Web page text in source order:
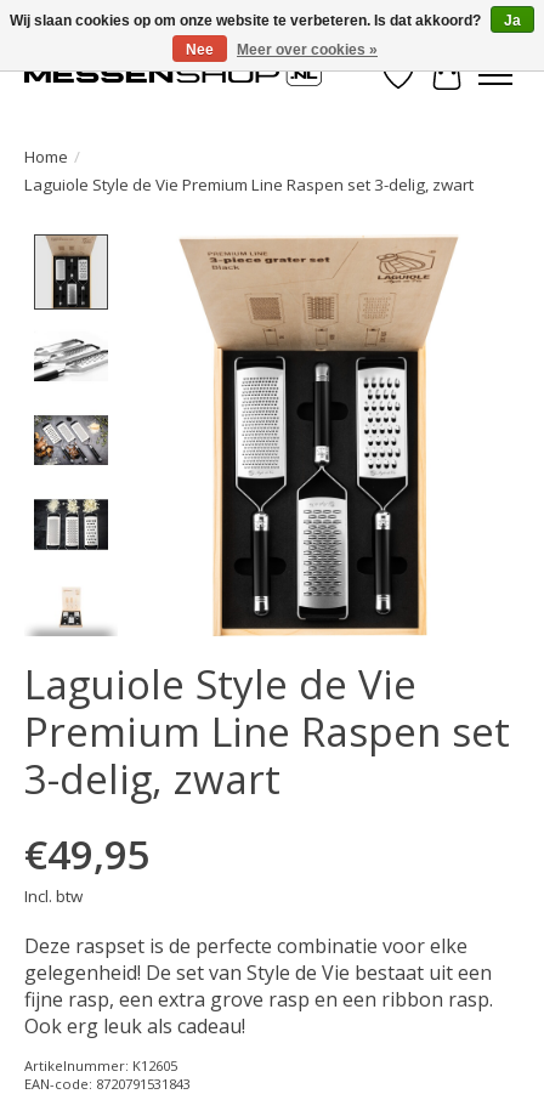
Verlanglijst
Home /
Laguiole Style de Vie Premium Line Raspen set 3-delig, zwart
Product image slideshow Items
Laguiole Style de Vie
Premium Line Raspen set
3-delig, zwart
€49,95
Incl. btw
Deze raspset is de perfecte combinatie voor elke
gelegenheid! De set van Style de Vie bestaat uit een
fijne rasp, een extra grove rasp en een ribbon rasp.
Ook erg leuk als cadeau!
Artikelnummer: K12605
EAN-code: 8720791531843
Wij slaan cookies op om onze website te verbeteren. Is dat akkoord?
Ja
Nee
Meer over cookies »